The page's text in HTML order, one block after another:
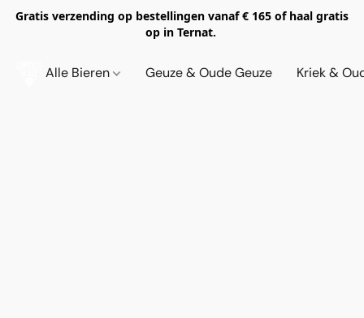
Gratis verzending op bestellingen vanaf € 165 of haal gratis
op in Ternat.
Alle Bieren Geuze & Oude Geuze Kriek &